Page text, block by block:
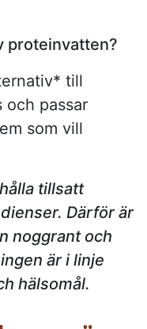
proteinvatten?
till
och passar
som vill
tillsatt
Därför är
noggrant och
är i linje
hälsomål.